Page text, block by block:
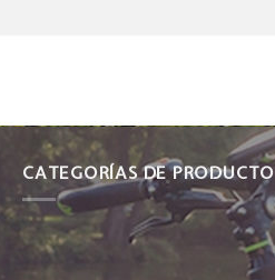
CATEGORÍAS DE PRODUCTO